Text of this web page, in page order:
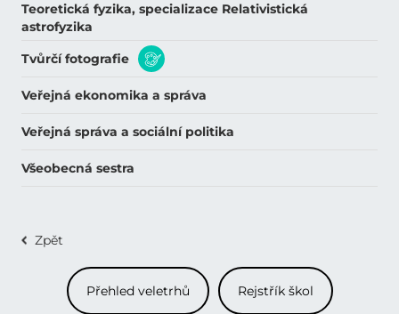
Teoretická fyzika, specializace Relativistická
astrofyzika
Tvůrčí fotografie
Veřejná ekonomika a správa
Veřejná správa a sociální politika
Všeobecná sestra
Zpět
Přehled veletrhů Rejstřík škol